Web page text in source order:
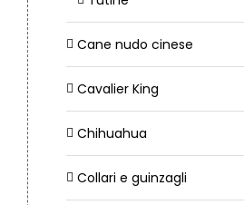
Cane nudo cinese
Cavalier King
Chihuahua
Collari e guinzagli